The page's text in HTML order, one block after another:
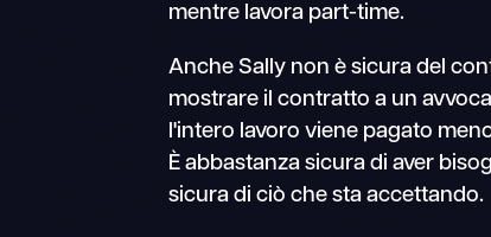
mentre lavora part-time.
Anche Sally non è sicura del
mostrare il contratto a un
l'intero lavoro viene pagato
È abbastanza sicura di aver
sicura di ciò che sta accettando.